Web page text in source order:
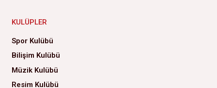
KULÜPLER
Spor Kulübü
Bilişim Kulübü
Müzik Kulübü
Resim Kulübü